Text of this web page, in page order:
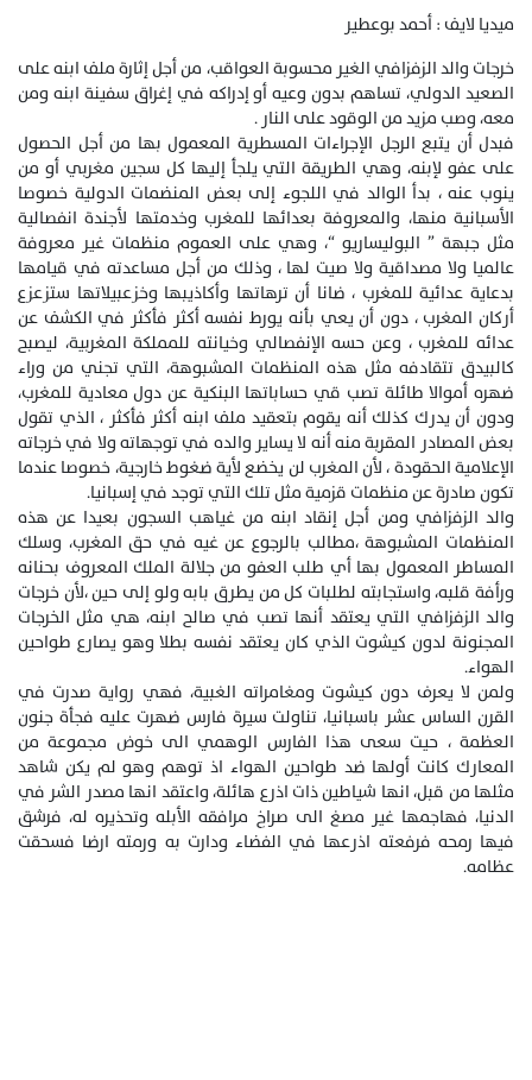
ميديا لايف : أحمد بوعطير
خرجات والد الزفزافي الغير محسوبة العواقب، من أجل إثارة ملف ابنه على
الصعيد الدولي، تساهم بدون وعيه أو إدراكه في إغراق سفينة ابنه ومن
معه، وصب مزيد من الوقود على النار .
فبدل أن يتبع الرجل الإجراءات المسطرية المعمول بها من أجل الحصول
على عفو لإبنه، وهي الطريقة التي يلجأ إليها كل سجين مغربي أو من
ينوب عنه ، بدأ الوالد في اللجوء إلى بعض المنضمات الدولية خصوصا
الأسبانية منها، والمعروفة بعدائها للمغرب وخدمتها لأجندة انفصالية
مثل جبهة ” البوليساريو “، وهي على العموم منظمات غير معروفة
عالميا ولا مصداقية ولا صيت لها ، وذلك من أجل مساعدته في قيامها
بدعاية عدائية للمغرب ، ضانا أن ترهاتها وأكاذيبها وخزعبيلاتها ستزعزع
أركان المغرب ، دون أن يعي بأنه يورط نفسه أكثر فأكثر في الكشف عن
عدائه للمغرب ، وعن حسه الإنفصالي وخيانته للمملكة المغربية، ليصبح
كالبيدق تتقادفه مثل هذه المنظمات المشبوهة، التي تجني من وراء
ضهره أموالا طائلة تصب قي حساباتها البنكية عن دول معادية للمغرب،
ودون أن يدرك كذلك أنه يقوم بتعقيد ملف ابنه أكثر فأكثر ، الذي تقول
بعض المصادر المقربة منه أنه لا يساير والده في توجهاته ولا في خرجاته
الإعلامية الحقودة ، لأن المغرب لن يخضع لأية ضغوط خارجية، خصوصا عندما
تكون صادرة عن منظمات قزمية مثل تلك التي توجد في إسبانيا.
والد الزفزافي ومن أجل إنقاد ابنه من غياهب السجون بعيدا عن هذه
المنظمات المشبوهة ،مطالب بالرجوع عن غيه في حق المغرب، وسلك
المساطر المعمول بها أي طلب العفو من جلالة الملك المعروف بحنانه
ورأفة قلبه، واستجابته لطلبات كل من يطرق بابه ولو إلى حين ،لأن خرجات
والد الزفزافي التي يعتقد أنها تصب في صالح ابنه، هي مثل الخرجات
المجنونة لدون كيشوت الذي كان يعتقد نفسه بطلا وهو يصارع طواحين
الهواء.
ولمن لا يعرف دون كيشوت ومغامراته الغبية، فهي رواية صدرت في
القرن الساس عشر باسبانيا، تناولت سيرة فارس ضهرت عليه فجأة جنون
العظمة ، حيت سعى هذا الفارس الوهمي الى خوض مجموعة من
المعارك كانت أولها ضد طواحين الهواء اذ توهم وهو لم يكن شاهد
مثلها من قبل، انها شياطين ذات اذرع هائلة، واعتقد انها مصدر الشر في
الدنيا، فهاجمها غير مصغ الى صراخ مرافقه الأبله وتحذيره له، فرشق
فيها رمحه فرفعته اذرعها في الفضاء ودارت به ورمته ارضا فسحقت
عظامه.